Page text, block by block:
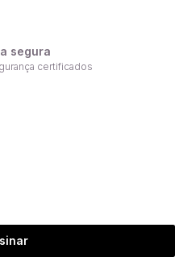
segura
certificados